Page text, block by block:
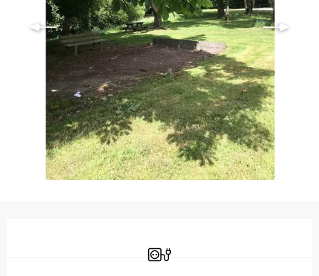
Branchements électriques